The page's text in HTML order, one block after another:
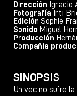
Dirección Ignacio
Fotografía Inti
Edición Sophie
Sonido Miguel
Producción
Compañia
SINOPSIS
Un vecino sufre